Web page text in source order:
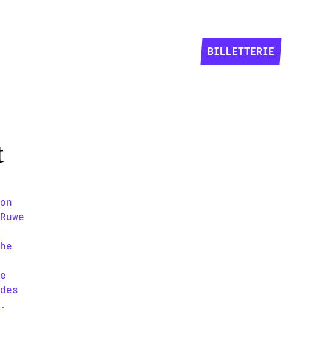
BILLETTERIE
BILLETTERIE